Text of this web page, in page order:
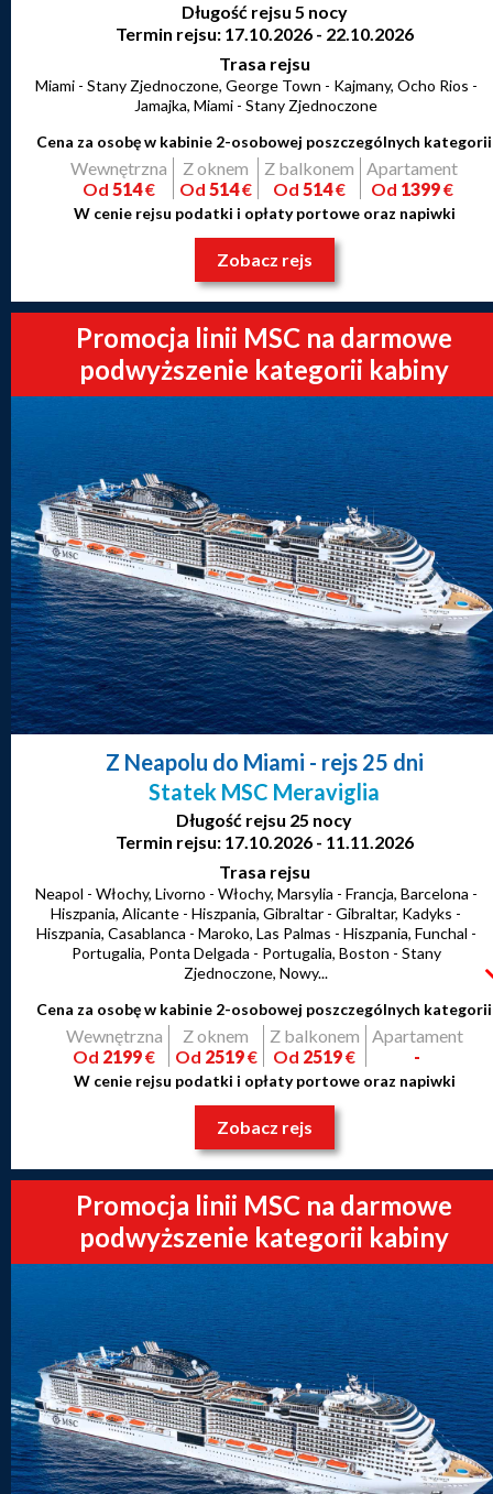
Długość rejsu 5 nocy
Termin rejsu: 17.10.2026 - 22.10.2026
Trasa rejsu
Miami - Stany Zjednoczone, George Town - Kajmany, Ocho Rios -
Jamajka, Miami - Stany Zjednoczone
Cena za osobę w kabinie 2-osobowej poszczególnych kategorii
Wewnętrzna
Od 514€
Z oknem
Od 514€
Z balkonem
Od 514€
Apartament
Od 1399€
W cenie rejsu podatki i opłaty portowe oraz napiwki
Zobacz rejs
Promocja linii MSC na darmowe
podwyższenie kategorii kabiny
Z Neapolu do Miami - rejs 25 dni
Statek MSC Meraviglia
Długość rejsu 25 nocy
Termin rejsu: 17.10.2026 - 11.11.2026
Trasa rejsu
Neapol - Włochy, Livorno - Włochy, Marsylia - Francja, Barcelona -
Hiszpania, Alicante - Hiszpania, Gibraltar - Gibraltar, Kadyks -
Hiszpania, Casablanca - Maroko, Las Palmas - Hiszpania, Funchal -
Portugalia, Ponta Delgada - Portugalia, Boston - Stany
Zjednoczone, Nowy...
Cena za osobę w kabinie 2-osobowej poszczególnych kategorii
Wewnętrzna
Od 2199€
Z oknem
Od 2519€
Z balkonem
Od 2519€
Apartament
-
W cenie rejsu podatki i opłaty portowe oraz napiwki
Zobacz rejs
Promocja linii MSC na darmowe
podwyższenie kategorii kabiny